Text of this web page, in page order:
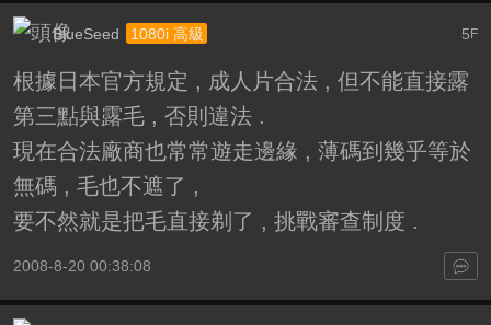
5F
BlueSeed 1080i 高級
根據日本官方規定 , 成人片合法 , 但不能直接露
第三點與露毛 , 否則違法 .
現在合法廠商也常常遊走邊緣 , 薄碼到幾乎等於
無碼 , 毛也不遮了 ,
要不然就是把毛直接剃了 , 挑戰審查制度 .
2008-8-20 00:38:08